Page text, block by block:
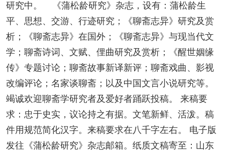
研究中。 《蒲松龄研究》杂志，设有：蒲松龄生
平、思想、交游、行迹研究；《聊斋志异》研究及赏
析；《聊斋志异》在国外；《聊斋志异》与现当代文
学；聊斋诗词、文赋、俚曲研究及赏析；《醒世姻缘
传》专题讨论；聊斋故事新译新评；聊斋戏曲、影视
改编评论；名家谈聊斋；以及中国文言小说研究等。
竭诚欢迎聊斋学研究者及爱好者踊跃投稿。 来稿要
求：忠于史实，议论持之有据。文笔新鲜、活泼。稿
件用规范简化汉字。来稿要求在八千字左右。 电子版
发往《蒲松龄研究》杂志邮箱。纸质文稿寄至：山东